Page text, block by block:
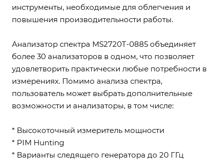
инструменты, необходимые для облегчения и
повышения производительности работы.
Анализатор спектра MS2720T-0885 объединяет
более 30 анализаторов в одном, что позволяет
удовлетворить практически любые потребности в
измерениях. Помимо анализа спектра,
пользователь может выбрать дополнительные
возможности и анализаторы, в том числе:
* Высокоточный измеритель мощности
* PIM Hunting
* Варианты следящего генератора до 20 ГГц